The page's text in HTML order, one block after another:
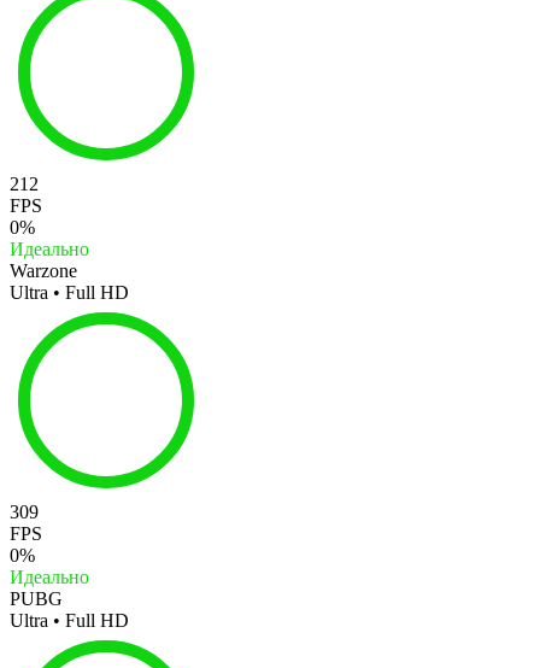
212
FPS
0%
Идеально
Warzone
Ultra • Full HD
309
FPS
0%
Идеально
PUBG
Ultra • Full HD